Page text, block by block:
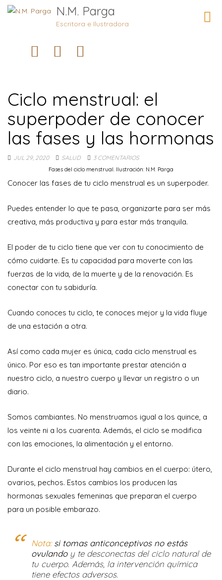
N.M. Parga
Escritora e Ilustradora
Ciclo menstrual: el
superpoder de conocer
las fases y las hormonas
JUL 29, 2020 SALUD 3 COMENTARIOS
Fases del ciclo menstrual. Ilustración: N.M. Parga
Conocer las fases de tu ciclo menstrual es un superpoder.
Puedes entender lo que te pasa, organizarte para ser más
creativa, más productiva y para estar más tranquila.
El poder de tu ciclo tiene que ver con tu conocimiento de
cómo cuidarte. Es tu capacidad para moverte con las
fuerzas de la vida, de la muerte y de la renovación. Es
conectar con tu sabiduría.
Cuando conoces tu ciclo, te conoces mejor y la vida fluye
de una estación a otra.
Así como cada mujer es única, cada ciclo menstrual es
único. Por eso es tan importante prestar atención a
nuestro ciclo, a nuestro cuerpo y llevar un registro o un
diario.
Somos cambiantes. No menstruamos igual a los quince, a
los veinte ni a los cuarenta. Además, el ciclo se modifica
con las emociones, la alimentación y el entorno.
Durante el ciclo menstrual hay cambios en el cuerpo: útero,
ovarios, pechos. Estos cambios los producen las
hormonas sexuales femeninas que preparan el cuerpo
para un posible embarazo.
Nota: si tomas anticonceptivos no estás
ovulandoy te desconectas del ciclo natural de
tu cuerpo. Además, la intervención química
tiene efectos adversos.